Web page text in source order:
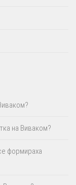
на Виваком?
формираха